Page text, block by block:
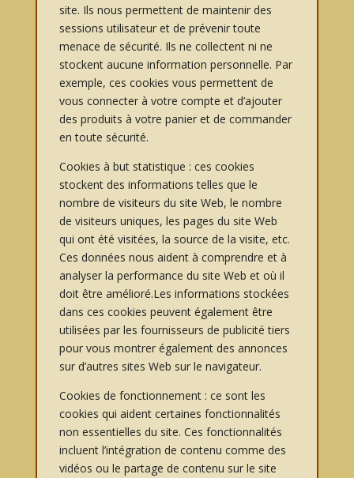
site. Ils nous permettent de maintenir des
sessions utilisateur et de prévenir toute
menace de sécurité. Ils ne collectent ni ne
stockent aucune information personnelle. Par
exemple, ces cookies vous permettent de
vous connecter à votre compte et d’ajouter
des produits à votre panier et de commander
en toute sécurité.
Cookies à but statistique : ces cookies
stockent des informations telles que le
nombre de visiteurs du site Web, le nombre
de visiteurs uniques, les pages du site Web
qui ont été visitées, la source de la visite, etc.
Ces données nous aident à comprendre et à
analyser la performance du site Web et où il
doit être amélioré.Les informations stockées
dans ces cookies peuvent également être
utilisées par les fournisseurs de publicité tiers
pour vous montrer également des annonces
sur d’autres sites Web sur le navigateur.
Cookies de fonctionnement : ce sont les
cookies qui aident certaines fonctionnalités
non essentielles du site. Ces fonctionnalités
incluent l’intégration de contenu comme des
vidéos ou le partage de contenu sur le site